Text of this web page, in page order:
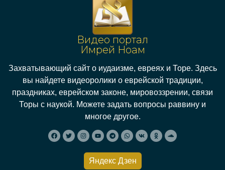
Видео портал
Имрей Ноам
Захватывающий сайт о иудаизме, евреях и Торе. Здесь
вы найдете видеоролики о еврейской традиции,
праздниках, еврейском законе, мировоззрении, связи
Торы с наукой. Можете задать вопросы раввину и
многое другое.
Яндекс Дзен